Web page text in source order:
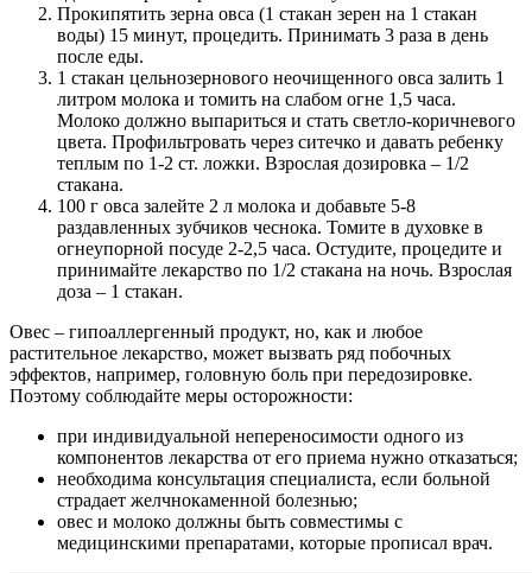
Прокипятить зерна овса (1 стакан зерен на 1 стакан
воды) 15 минут, процедить. Принимать 3 раза в день
после еды.
1 стакан цельнозернового неочищенного овса залить 1
литром молока и томить на слабом огне 1,5 часа.
Молоко должно выпариться и стать светло-коричневого
цвета. Профильтровать через ситечко и давать ребенку
теплым по 1-2 ст. ложки. Взрослая дозировка – 1/2
стакана.
100 г овса залейте 2 л молока и добавьте 5-8
раздавленных зубчиков чеснока. Томите в духовке в
огнеупорной посуде 2-2,5 часа. Остудите, процедите и
принимайте лекарство по 1/2 стакана на ночь. Взрослая
доза – 1 стакан.
Овес – гипоаллергенный продукт, но, как и любое
растительное лекарство, может вызвать ряд побочных
эффектов, например, головную боль при передозировке.
Поэтому соблюдайте меры осторожности:
при индивидуальной непереносимости одного из
компонентов лекарства от его приема нужно отказаться;
необходима консультация специалиста, если больной
страдает желчнокаменной болезнью;
овес и молоко должны быть совместимы с
медицинскими препаратами, которые прописал врач.